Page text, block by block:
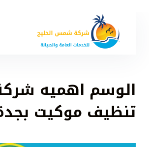
الوسم اهميه
تنظيف موكيت